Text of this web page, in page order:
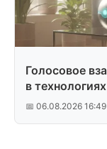
Голосовое
в технологиях
📅 06.08.2026 16:49